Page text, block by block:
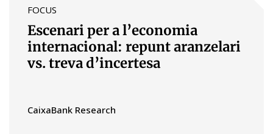
FOCUS
Escenari per a l’economia
internacional: repunt aranzelari
vs. treva d’incertesa
CaixaBank Research